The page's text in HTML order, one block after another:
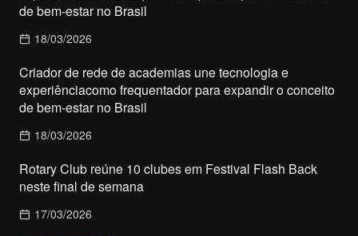
de bem-estar no Brasil
18/03/2026
Criador de rede de academias une tecnologia e
experiênciacomo frequentador para expandir o conceito
de bem-estar no Brasil
18/03/2026
Rotary Club reúne 10 clubes em Festival Flash Back
neste final de semana
17/03/2026